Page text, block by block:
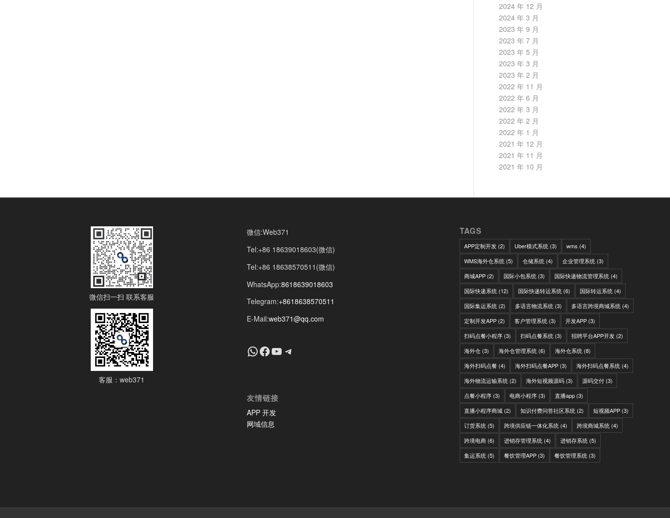
2024 年 12 月
2024 年 3 月
2023 年 9 月
2023 年 7 月
2023 年 5 月
2023 年 3 月
2023 年 2 月
2022 年 11 月
2022 年 6 月
2022 年 3 月
2022 年 2 月
2022 年 1 月
2021 年 12 月
2021 年 11 月
2021 年 10 月
微信扫一扫 联系客服
客服：web371
微信:Web371
Tel:+86 18639018603(微信)
Tel:+86 18638570511(微信)
WhatsApp:8618639018603
Telegram:+8618638570511
E-Mail:web371@qq.com
+8618639018603
Facebook
YouTube
Telegram
友情链接
APP 开发
网域信息
TAGS
APP定制开发(2) Uber模式系统 (3) wms (4)
WMS海外仓系统 (5) 仓储系统 (4) 企业管理系统 (3)
商城APP(2) 国际小包系统 (3) 国际快递物流管理系统 (4)
国际快递系统 (12) 国际快递转运系统 (6) 国际转运系统 (4)
国际集运系统 (2) 多语言物流系统 (3) 多语言跨境商城系统 (4)
定制开发APP(2) 客户管理系统 (3) 开发APP(3)
扫码点餐小程序(3) 扫码点餐系统 (3) 招聘平台APP开发(2)
海外仓(3) 海外仓管理系统 (6) 海外仓系统 (8)
海外扫码点餐(4) 海外扫码点餐APP(3) 海外扫码点餐系统 (4)
海外物流运输系统 (2) 海外短视频源码(3) 源码交付(3)
点餐小程序(3) 电商小程序(3) 直播app(3)
直播小程序商城(2) 知识付费问答社区系统 (2) 短视频APP(3)
订货系统 (5) 跨境供应链一体化系统 (4) 跨境商城系统 (4)
跨境电商(6) 进销存管理系统 (4) 进销存系统 (5)
集运系统 (5) 餐饮管理APP(3) 餐饮管理系统 (3)